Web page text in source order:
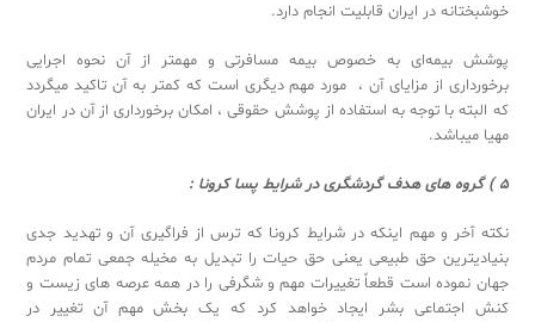
خوشبختانه در ایران قابلیت انجام دارد.
پوشش بیمه‌ای به خصوص بیمه مسافرتی و مهمتر از آن نحوه اجرایی
برخورداری از مزایای آن ، مورد مهم دیگری است که کمتر به آن تاکید می­گردد
که البته با توجه به استفاده از پوشش حقوقی ، امکان برخورداری از آن در ایران
مهیا می­باشد.
5 ) گروه های هدف گردشگری در شرایط پسا کرونا :
نکته آخر و مهم اینکه در شرایط کرونا که ترس از فراگیری آن و تهدید جدی
بنیادی­ترین حق طبیعی یعنی حق حیات را تبدیل به مخیله جمعی تمام مردم
جهان نموده است قطعاً تغییرات مهم و شگرفی را در همه عرصه های زیست و
کنش اجتماعی بشر ایجاد خواهد کرد که یک بخش مهم آن تغییر در